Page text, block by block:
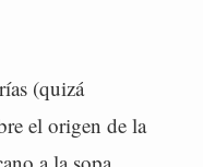
(quizá
el origen de la